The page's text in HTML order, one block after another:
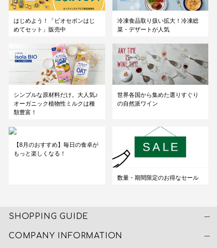
はじめよう！「ビオセボンはじ
めてセット」販売中
冷凍食品取り扱い拡大！冷凍総
菜・デザートが人気
シンプルな原材料だけ。大人気♪
オーガニック植物性ミルクは種
類豊富！
世界各国から集めた選りすぐり
の自然派ワイン
【8月のおすすめ】毎日の食卓が
もっと楽しくなる！
数量・期間限定のお得なセール
SHOPPING GUIDE
COMPANY INFORMATION